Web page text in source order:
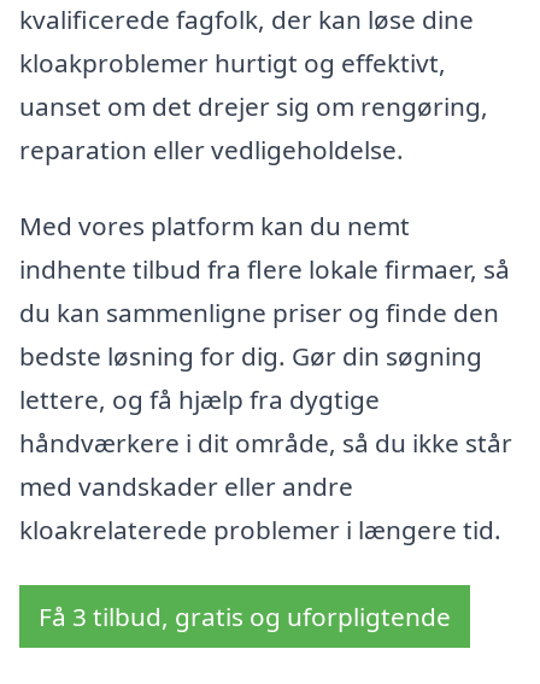
kvalificerede fagfolk, der kan løse dine
kloakproblemer hurtigt og effektivt,
uanset om det drejer sig om rengøring,
reparation eller vedligeholdelse.
Med vores platform kan du nemt
indhente tilbud fra flere lokale firmaer, så
du kan sammenligne priser og finde den
bedste løsning for dig. Gør din søgning
lettere, og få hjælp fra dygtige
håndværkere i dit område, så du ikke står
med vandskader eller andre
kloakrelaterede problemer i længere tid.
Få 3 tilbud, gratis og uforpligtende